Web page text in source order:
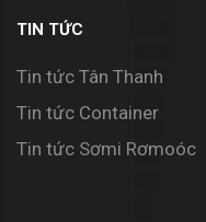
TIN TỨC
Tin tức Tân Thanh
Tin tức Container
Tin tức Sơmi Rơmoóc